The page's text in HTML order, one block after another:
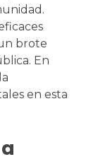
brote
En
en esta